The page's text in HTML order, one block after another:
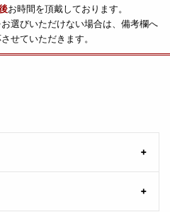
お時間を頂戴しております。
選びいただけない場合は、備考欄へ
せていただきます。